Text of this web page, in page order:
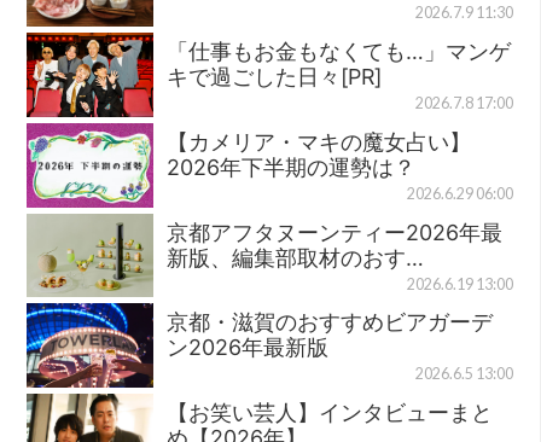
2026.7.9 11:30
「仕事もお金もなくても…」マンゲ
キで過ごした日々[PR]
2026.7.8 17:00
【カメリア・マキの魔女占い】
2026年下半期の運勢は？
2026.6.29 06:00
京都アフタヌーンティー2026年最
新版、編集部取材のおす…
2026.6.19 13:00
京都・滋賀のおすすめビアガーデ
ン2026年最新版
2026.6.5 13:00
【お笑い芸人】インタビューまと